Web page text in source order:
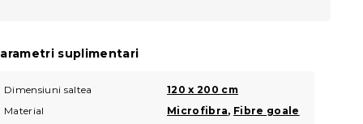
suplimentari
Dimensiuni saltea
120 x 200 cm
Material
Microfibra, Fibre goale